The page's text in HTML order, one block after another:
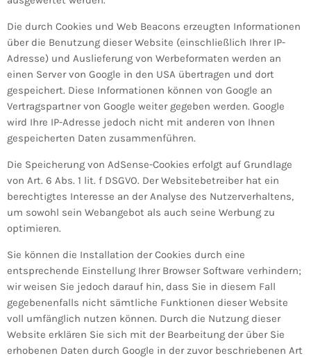
Die durch Cookies und Web Beacons erzeugten Informationen
über die Benutzung dieser Website (einschließlich Ihrer IP-
Adresse) und Auslieferung von Werbeformaten werden an
einen Server von Google in den USA übertragen und dort
gespeichert. Diese Informationen können von Google an
Vertragspartner von Google weiter gegeben werden. Google
wird Ihre IP-Adresse jedoch nicht mit anderen von Ihnen
gespeicherten Daten zusammenführen.
Die Speicherung von AdSense-Cookies erfolgt auf Grundlage
von Art. 6 Abs. 1 lit. f DSGVO. Der Websitebetreiber hat ein
berechtigtes Interesse an der Analyse des Nutzerverhaltens,
um sowohl sein Webangebot als auch seine Werbung zu
optimieren.
Sie können die Installation der Cookies durch eine
entsprechende Einstellung Ihrer Browser Software verhindern;
wir weisen Sie jedoch darauf hin, dass Sie in diesem Fall
gegebenenfalls nicht sämtliche Funktionen dieser Website
voll umfänglich nutzen können. Durch die Nutzung dieser
Website erklären Sie sich mit der Bearbeitung der über Sie
erhobenen Daten durch Google in der zuvor beschriebenen Art